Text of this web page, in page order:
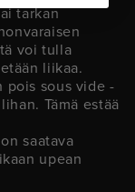
tarkan
voi tulla
liikaa.
pois sous vide -
Tämä estää
saatava
upean